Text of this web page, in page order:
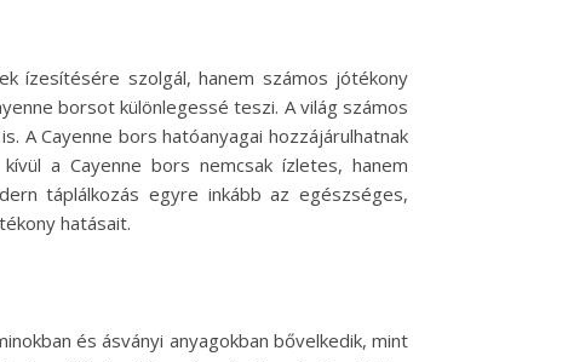
ízesítésére szolgál, hanem számos jótékony
borsot különlegessé teszi. A világ számos
A Cayenne bors hatóanyagai hozzájárulhatnak
a Cayenne bors nemcsak ízletes, hanem
táplálkozás egyre inkább az egészséges,
hatásait.
és ásványi anyagokban bővelkedik, mint